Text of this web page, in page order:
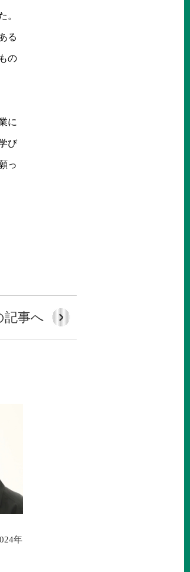
。
る
の
に
び
っ
記事へ
年